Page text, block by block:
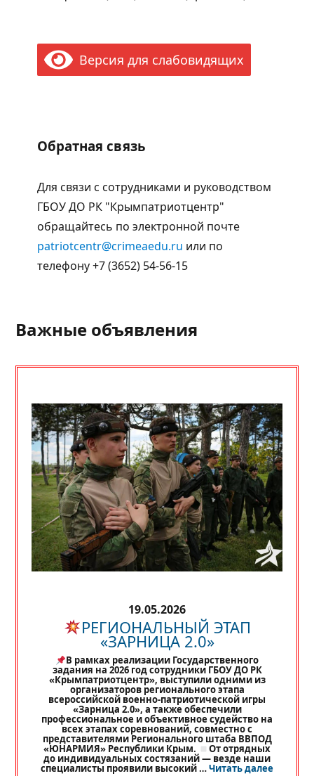
Версия для слабовидящих
Обратная связь
Для связи с сотрудниками и руководством
ГБОУ ДО РК "Крымпатриотцентр"
обращайтесь по электронной почте
patriotcentr@crimeaedu.ru или по
телефону +7 (3652) 54-56-15
Важные объявления
19.05.2026
РЕГИОНАЛЬНЫЙ ЭТАП
«ЗАРНИЦА 2.0»
В рамках реализации Государственного
задания на 2026 год сотрудники ГБОУ ДО РК
«Крымпатриотцентр», выступили одними из
организаторов регионального этапа
всероссийской военно-патриотической игры
«Зарница 2.0», а также обеспечили
профессиональное и объективное судейство на
всех этапах соревнований, совместно с
представителями Регионального штаба ВВПОД
«ЮНАРМИЯ» Республики Крым. От отрядных
до индивидуальных состязаний — везде наши
специалисты проявили высокий …Читать далее«